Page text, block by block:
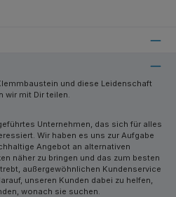
und diese Leidenschaft
wir mit Dir teilen.
Unternehmen, das sich für alles
Wir haben es uns zur Aufgabe
Angebot an alternativen
näher zu bringen und das zum besten
außergewöhnlichen Kundenservice
unseren Kunden dabei zu helfen,
wonach sie suchen.